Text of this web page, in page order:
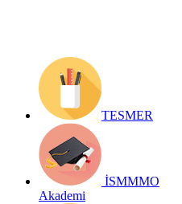
TESMER
İSMMMO
Akademi